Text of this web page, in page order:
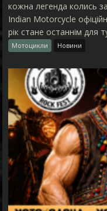
кожна легенда колись
Indian Motorcycle
рік стане останнім для
Мотоцикли Новини